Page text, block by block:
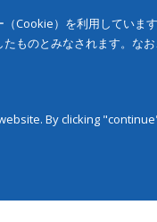
Cookie）を利用してい
ものとみなされます。な
By clicking